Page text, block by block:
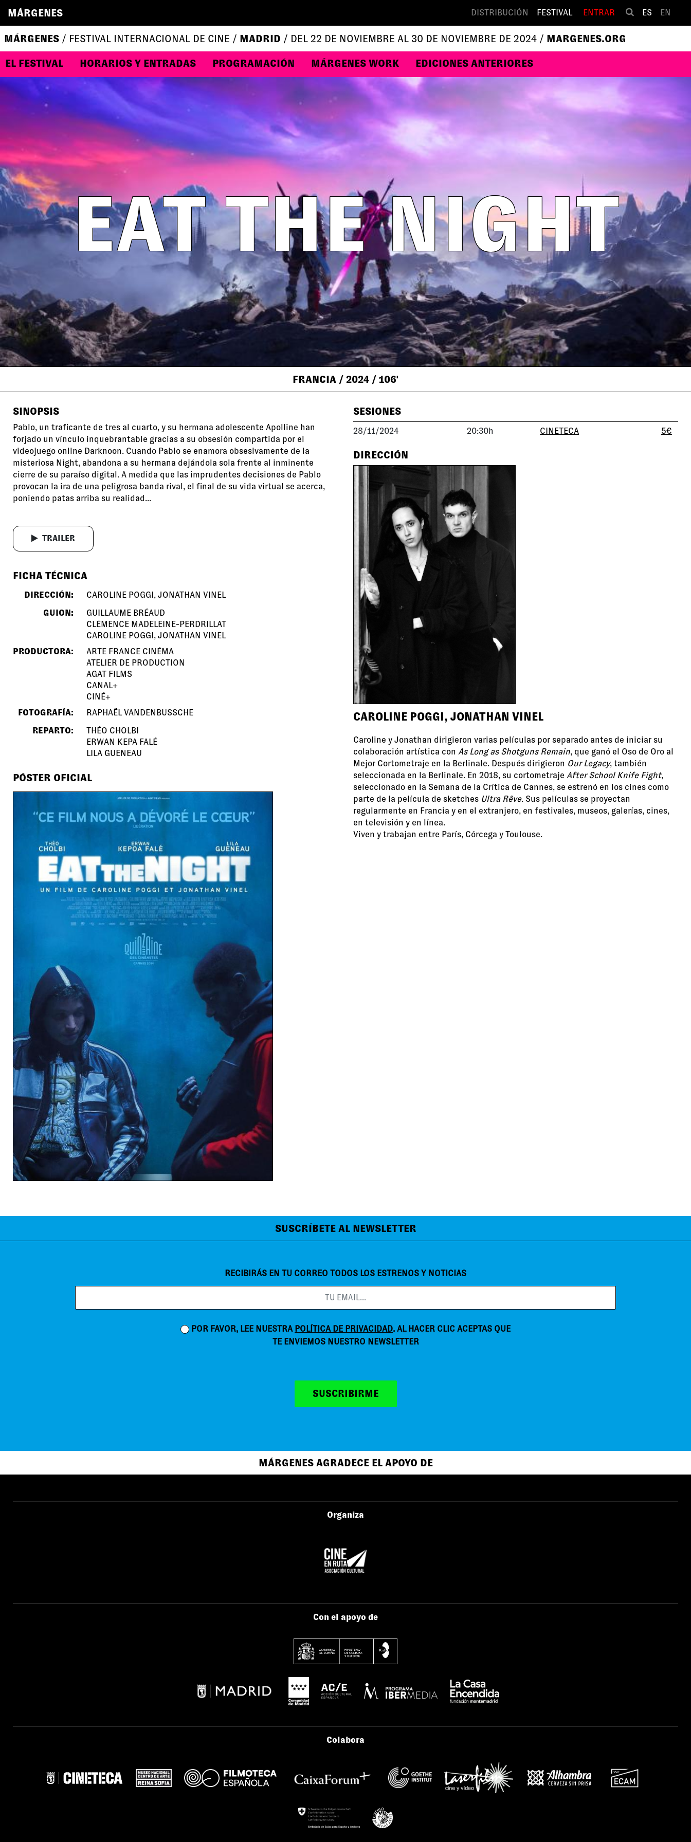
MÁRGENES DISTRIBUCIÓN FESTIVAL ENTRAR ES EN
MÁRGENES / FESTIVAL INTERNACIONAL DE CINE / MADRID / DEL 22 DE NOVIEMBRE AL 30 DE NOVIEMBRE DE 2024 / MARGENES.ORG
EL FESTIVAL HORARIOS Y ENTRADAS PROGRAMACIÓN MÁRGENES WORK EDICIONES ANTERIORES
EAT THE NIGHT
FRANCIA / 2024 / 106'
SINOPSIS
Pablo, un traficante de tres al cuarto, y su hermana adolescente Apolline han
forjado un vínculo inquebrantable gracias a su obsesión compartida por el
videojuego online Darknoon. Cuando Pablo se enamora obsesivamente de la
misteriosa Night, abandona a su hermana dejándola sola frente al inminente
cierre de su paraíso digital. A medida que las imprudentes decisiones de Pablo
provocan la ira de una peligrosa banda rival, el final de su vida virtual se acerca,
poniendo patas arriba su realidad...
TRAILER
FICHA TÉCNICA
DIRECCIÓN:
CAROLINE POGGI, JONATHAN VINEL
GUION:
GUILLAUME BRÉAUD
CLÉMENCE MADELEINE-PERDRILLAT
CAROLINE POGGI, JONATHAN VINEL
PRODUCTORA:
ARTE FRANCE CINÉMA
ATELIER DE PRODUCTION
AGAT FILMS
CANAL+
CINÉ+
FOTOGRAFÍA:
RAPHAËL VANDENBUSSCHE
REPARTO:
THÉO CHOLBI
ERWAN KEPA FALÉ
LILA GUENEAU
PÓSTER OFICIAL
SESIONES
28/11/2024 20:30h CINETECA 5€
DIRECCIÓN
CAROLINE POGGI, JONATHAN VINEL
Caroline y Jonathan dirigieron varias películas por separado antes de iniciar su
colaboración artística con As Long as Shotguns Remain, que ganó el Oso de Oro al
Mejor Cortometraje en la Berlinale. Después dirigieron Our Legacy, también
seleccionada en la Berlinale. En 2018, su cortometraje After School Knife Fight,
seleccionado en la Semana de la Crítica de Cannes, se estrenó en los cines como
parte de la película de sketches Ultra Rêve. Sus películas se proyectan
regularmente en Francia y en el extranjero, en festivales, museos, galerías, cines,
en televisión y en línea.
Viven y trabajan entre París, Córcega y Toulouse.
SUSCRÍBETE AL NEWSLETTER
RECIBIRÁS EN TU CORREO TODOS LOS ESTRENOS Y NOTICIAS
POR FAVOR, LEE NUESTRA POLÍTICA DE PRIVACIDAD. AL HACER CLIC ACEPTAS QUE
TE ENVIEMOS NUESTRO NEWSLETTER
SUSCRIBIRME
MÁRGENES AGRADECE EL APOYO DE
Organiza
Con el apoyo de
Colabora